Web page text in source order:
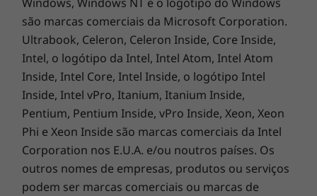
são marcas comerciais da Microsoft Corporation.
Ultrabook, Celeron, Celeron Inside, Core Inside,
Intel, o logótipo da Intel, Intel Atom, Intel Atom
Inside, Intel Core, Intel Inside, o logótipo Intel
Inside, Intel vPro, Itanium, Itanium Inside,
Pentium, Pentium Inside, vPro Inside, Xeon, Xeon
Phi e Xeon Inside são marcas comerciais da Intel
Corporation nos E.U.A. e/ou noutros países. Os
outros nomes de empresas, produtos ou serviços
podem ser marcas comerciais ou marcas de